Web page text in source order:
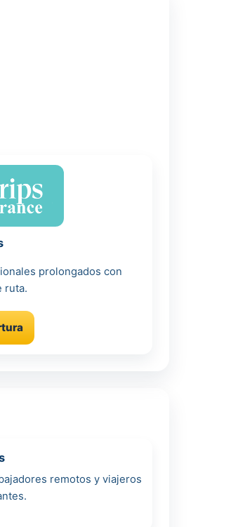
prolongados con
ruta.
remotos y viajeros